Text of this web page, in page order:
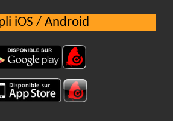
iOS / Android